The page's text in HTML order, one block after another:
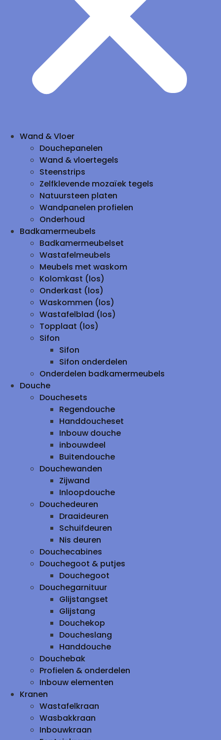
Wand & Vloer
Douchepanelen
Wand & vloertegels
Steenstrips
Zelfklevende mozaïek tegels
Natuursteen platen
Wandpanelen profielen
Onderhoud
Badkamermeubels
Badkamermeubelset
Wastafelmeubels
Meubels met waskom
Kolomkast (los)
Onderkast (los)
Waskommen (los)
Wastafelblad (los)
Topplaat (los)
Sifon
Sifon
Sifon onderdelen
Onderdelen badkamermeubels
Douche
Douchesets
Regendouche
Handdoucheset
Inbouw douche
inbouwdeel
Buitendouche
Douchewanden
Zijwand
Inloopdouche
Douchedeuren
Draaideuren
Schuifdeuren
Nis deuren
Douchecabines
Douchegoot & putjes
Douchegoot
Douchegarnituur
Glijstangset
Glijstang
Douchekop
Doucheslang
Handdouche
Douchebak
Profielen & onderdelen
Inbouw elementen
Kranen
Wastafelkraan
Wasbakkraan
Inbouwkraan